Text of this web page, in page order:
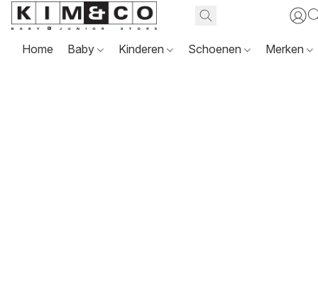
Home Baby Kinderen Schoenen Merken